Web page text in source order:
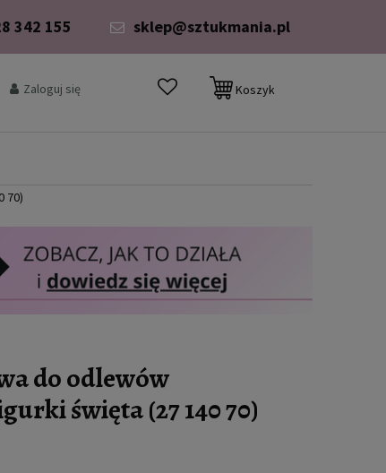
342 155 sklep@sztukmania.pl
Zaloguj się Koszyk
70)
do odlewów
święta (27 140 70)